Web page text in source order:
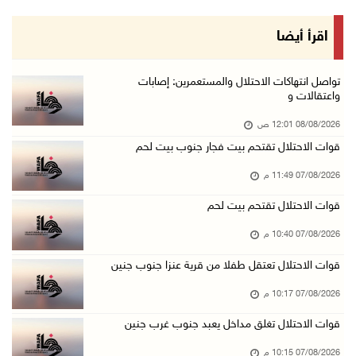
مستعمرون يهاجمون مساكن المواطنين في خربة الحم ...
بعد تجديد منع زيارات المعتقلين: أبو الحمص يدع ...
الرئاسة ترحب بإطلاق السعودية التحالف البحري ا ...
07/آب/2026 06:17 م
(محدث) نابلس: إصابة مواطن واعتقاله إثر هجوم ل ...
07/آب/2026 06:04 م
الرئاسة ترحب باتفاقية مكة للدفاع المشترك بين ...
بيروت: اللجنة الفنية للمجلس الوطني تناقش التر ...
اقرأ أيضا
تواصل انتهاكات الاحتلال والمستعمرين: إصابات
واعتقالات و
08/08/2026 12:01 ص
قوات الاحتلال تقتحم بيت فجار جنوب بيت لحم
07/08/2026 11:49 م
قوات الاحتلال تقتحم بيت لحم
07/08/2026 10:40 م
قوات الاحتلال تعتقل طفلا من قرية عنزا جنوب جنين
07/08/2026 10:17 م
قوات الاحتلال تغلق مداخل يعبد جنوب غرب جنين
07/08/2026 10:15 م